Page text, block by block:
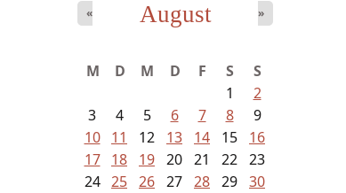
August
« »
M D M D F S
S
1
2
3
4 5 6 7 8
9
10
11 12 13 14 15
16
17
18 19 20 21 22 23
24 25 26 27 28 29 30